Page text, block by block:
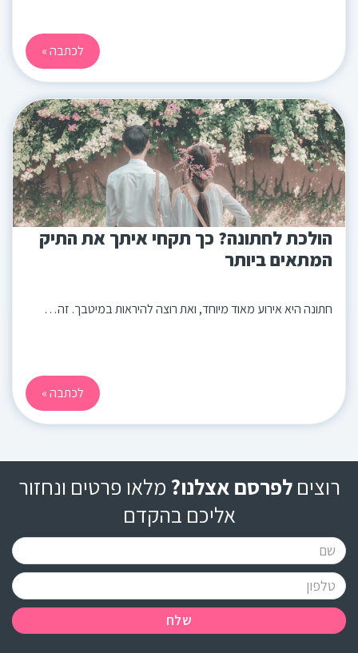
לכתבה »
הולכת לחתונה? כך תקחי איתך את התיק
המתאים ביותר
חתונה היא אירוע מאוד מיוחד, ואת רוצה להיראות במיטבך. זה…
לכתבה »
רוציםלפרסם אצלנו?מלאו פרטים ונחזור
אליכם בהקדם
שלח